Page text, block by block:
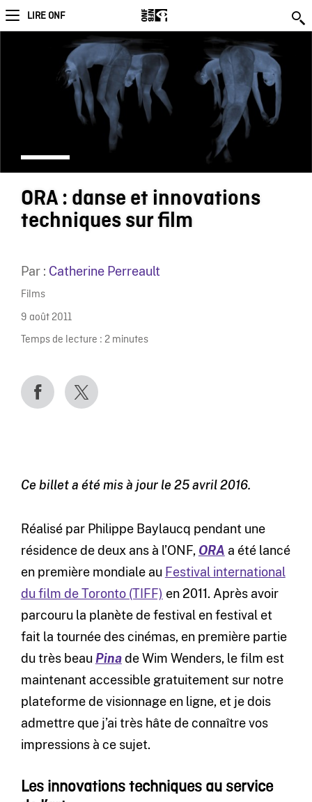
LIRE ONF
ORA : danse et innovations
techniques sur film
Par : Catherine Perreault
Films
9 août 2011
Temps de lecture : 2 minutes
Ce billet a été mis à jour le 25 avril 2016.
Réalisé par Philippe Baylaucq pendant une
résidence de deux ans à l’ONF, ORA a été lancé
en première mondiale au Festival international
du film de Toronto (TIFF) en 2011. Après avoir
parcouru la planète de festival en festival et
fait la tournée des cinémas, en première partie
du très beau Pinade Wim Wenders, le film est
maintenant accessible gratuitement sur notre
plateforme de visionnage en ligne, et je dois
admettre que j’ai très hâte de connaître vos
impressions à ce sujet.
Les innovations techniques au service